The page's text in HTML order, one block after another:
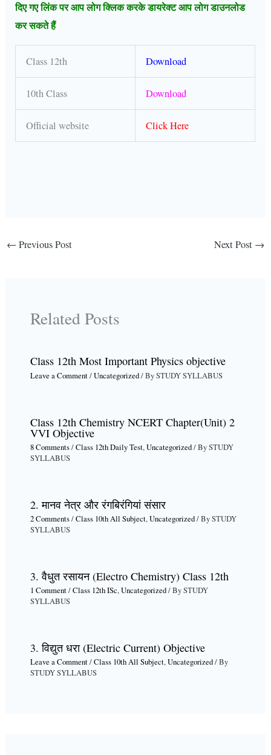
दिए गए लिंक पर आप लोग क्लिक करके डायरेक्ट आप लोग डाउनलोड
कर सकते हैं
Class 12th Download
10th Class Download
Official website Click Here
← Previous Post Next Post →
Related Posts
Class 12th Most Important Physics objective
Leave a Comment/Uncategorized/ BySTUDY SYLLABUS
Class 12th Chemistry NCERT Chapter(Unit) 2
VVI Objective
8 Comments/Class 12th Daily Test,Uncategorized/ BySTUDY
SYLLABUS
2. मानव नेत्र और रंगबिरंगियां संसार
2 Comments/Class 10th All Subject,Uncategorized/ BySTUDY
SYLLABUS
3. वैधुत रसायन (Electro Chemistry) Class 12th
1 Comment/Class 12th ISc,Uncategorized/ BySTUDY
SYLLABUS
3. विद्युत धरा (Electric Current) Objective
Leave a Comment/Class 10th All Subject,Uncategorized/ By
STUDY SYLLABUS